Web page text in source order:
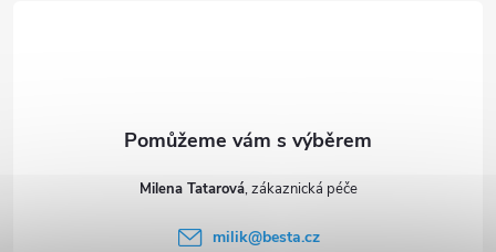
Milena Tatarová
milik@besta.cz